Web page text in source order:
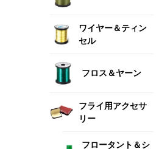
ワイヤー＆ティン
セル
フロス＆ヤーン
フライ用アクセサ
リー
フロータント＆シ